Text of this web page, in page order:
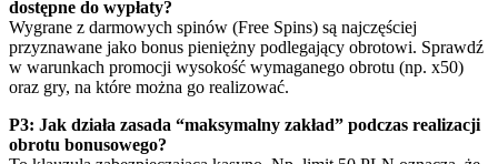
dostępne do wypłaty?
Wygrane z darmowych spinów (Free Spins) są najczęściej
przyznawane jako bonus pieniężny podlegający obrotowi. Sprawdź
w warunkach promocji wysokość wymaganego obrotu (np. x50)
oraz gry, na które można go realizować.
P3: Jak działa zasada “maksymalny zakład” podczas realizacji
obrotu bonusowego?